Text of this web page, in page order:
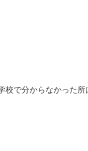
校で分からなかった所